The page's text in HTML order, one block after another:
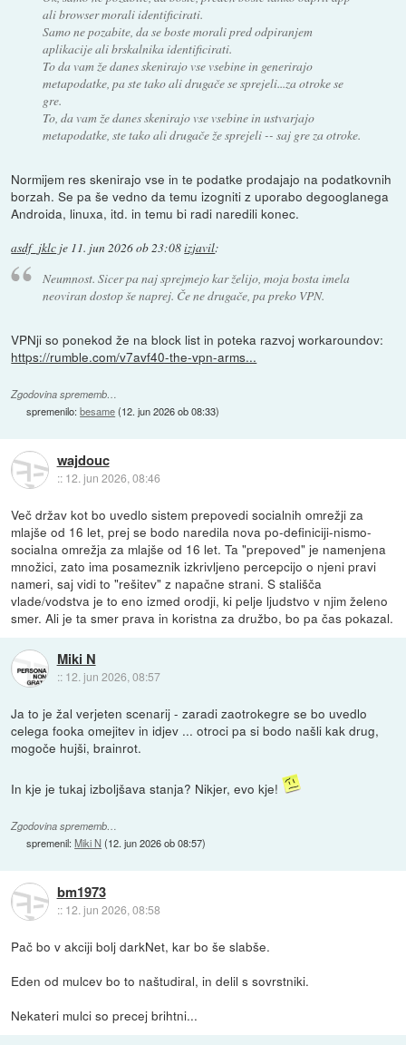
ali browser morali identificirati.
Samo ne pozabite, da se boste morali pred odpiranjem
aplikacije ali brskalnika identificirati.
To da vam že danes skenirajo vse vsebine in generirajo
metapodatke, pa ste tako ali drugače se sprejeli...za otroke se
gre.
To, da vam že danes skenirajo vse vsebine in ustvarjajo
metapodatke, ste tako ali drugače že sprejeli -- saj gre za otroke.
Normijem res skenirajo vse in te podatke prodajajo na podatkovnih
borzah. Se pa še vedno da temu izogniti z uporabo degooglanega
Androida, linuxa, itd. in temu bi radi naredili konec.
asdf_jklc je 11. jun 2026 ob 23:08izjavil:
Neumnost. Sicer pa naj sprejmejo kar želijo, moja bosta imela
neoviran dostop še naprej. Če ne drugače, pa preko VPN.
VPNji so ponekod že na block list in poteka razvoj workaroundov:
https://rumble.com/v7avf40-the-vpn-arms...
Zgodovina sprememb…
spremenilo:besame(12. jun 2026 ob 08:33)
wajdouc
:: 12. jun 2026, 08:46
Več držav kot bo uvedlo sistem prepovedi socialnih omrežji za
mlajše od 16 let, prej se bodo naredila nova po-definiciji-nismo-
socialna omrežja za mlajše od 16 let. Ta "prepoved" je namenjena
množici, zato ima posameznik izkrivljeno percepcijo o njeni pravi
nameri, saj vidi to "rešitev" z napačne strani. S stališča
vlade/vodstva je to eno izmed orodji, ki pelje ljudstvo v njim želeno
smer. Ali je ta smer prava in koristna za družbo, bo pa čas pokazal.
Miki N
:: 12. jun 2026, 08:57
Ja to je žal verjeten scenarij - zaradi zaotrokegre se bo uvedlo
celega fooka omejitev in idjev ... otroci pa si bodo našli kak drug,
mogoče hujši, brainrot.
In kje je tukaj izboljšava stanja? Nikjer, evo kje!
Zgodovina sprememb…
spremenil:Miki N (12. jun 2026 ob 08:57)
bm1973
:: 12. jun 2026, 08:58
Pač bo v akciji bolj darkNet, kar bo še slabše.
Eden od mulcev bo to naštudiral, in delil s sovrstniki.
Nekateri mulci so precej brihtni...